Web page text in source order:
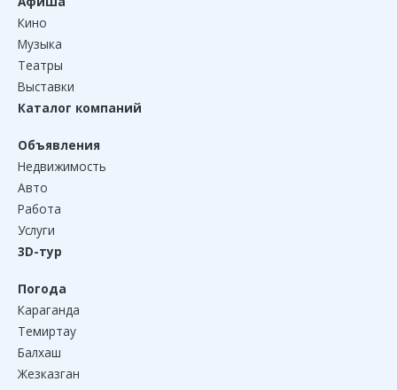
Кино
Музыка
Театры
Выставки
Каталог компаний
Объявления
Недвижимость
Авто
Работа
Услуги
3D-тур
Погода
Караганда
Темиртау
Балхаш
Жезказган